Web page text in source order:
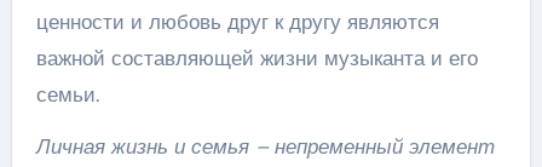
ценности и любовь друг к другу являются
важной составляющей жизни музыканта и его
семьи.
Личная жизнь и семья – непременный элемент